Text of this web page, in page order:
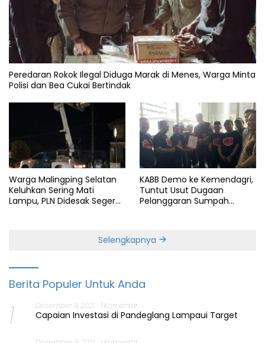
Peredaran Rokok Ilegal Diduga Marak di Menes, Warga Minta
Polisi dan Bea Cukai Bertindak
Warga Malingping Selatan
Keluhkan Sering Mati
Lampu, PLN Didesak Segera
KABB Demo ke Kemendagri,
Tuntut Usut Dugaan
Pelanggaran Sumpah
Selengkapnya
Berita Populer Untuk Anda
1 Desember 8, 2021 1 Komentar
Capaian Investasi di Pandeglang Lampaui Target